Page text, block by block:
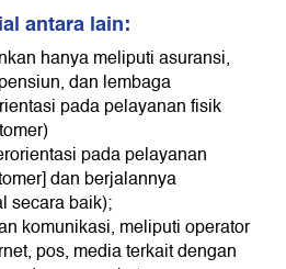
antara lain:
hanya meliputi asuransi,
dan lembaga
pada pelayanan fisik
pada pelayanan
dan berjalannya
secara baik);
komunikasi, meliputi operator
pos, media terkait dengan